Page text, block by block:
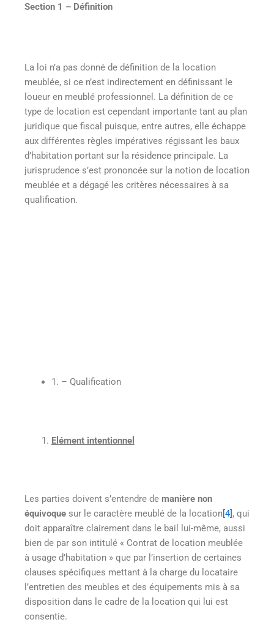
Section 1 – Définition
La loi n’a pas donné de définition de la location
meublée, si ce n’est indirectement en définissant le
loueur en meublé professionnel. La définition de ce
type de location est cependant importante tant au plan
juridique que fiscal puisque, entre autres, elle échappe
aux différentes règles impératives régissant les baux
d’habitation portant sur la résidence principale. La
jurisprudence s’est prononcée sur la notion de location
meublée et a dégagé les critères nécessaires à sa
qualification.
1. – Qualification
Elément intentionnel
Les parties doivent s’entendre de manière non
équivoque sur le caractère meublé de la location[4], qui
doit apparaître clairement dans le bail lui-même, aussi
bien de par son intitulé « Contrat de location meublée
à usage d’habitation » que par l’insertion de certaines
clauses spécifiques mettant à la charge du locataire
l’entretien des meubles et des équipements mis à sa
disposition dans le cadre de la location qui lui est
consentie.